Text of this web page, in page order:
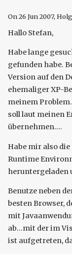
On26 Jun 2007,
Hallo Stefan,
Habe lange
gefunden habe.
Version auf den
ehemaliger XP-
meinem
soll laut meinen
übernehmen....
Habe mir also die
Runtime
heruntergeladen
Benutze neben
besten Browser,
mit
ab...mit der im
ist aufgetreten,